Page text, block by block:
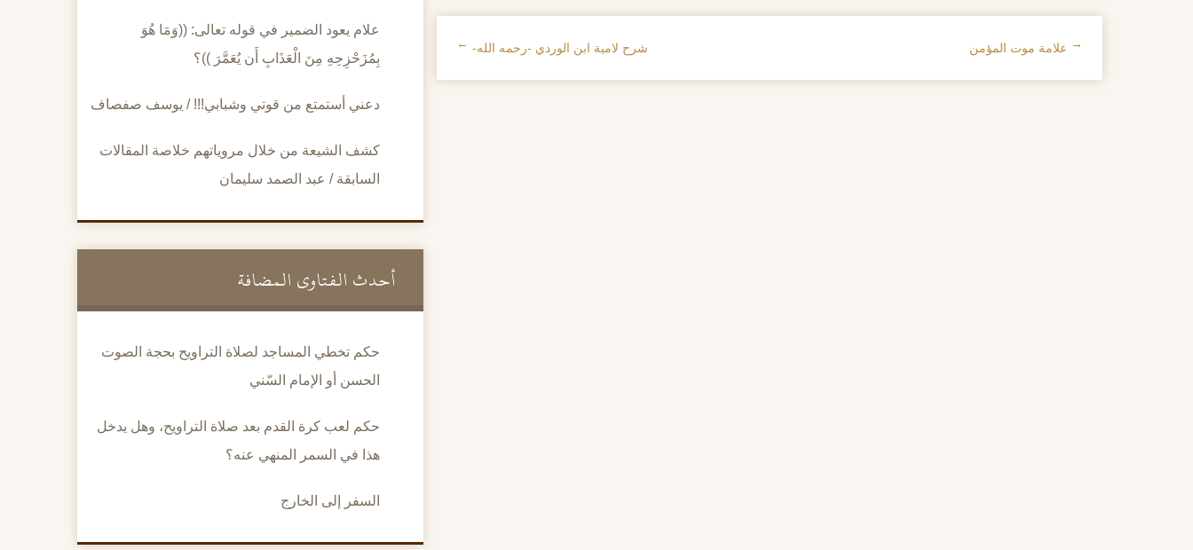
تصفح الإدراجات
← علامة موت المؤمن شرح لامية ابن الوردي -رحمه الله- →
علام يعود الضمير في قوله تعالى: ((وَمَا هُوَ
بِمُزَحْزِحِهِ مِنَ الْعَذَابِ أَن يُعَمَّرَ ))؟
دعني أستمتع من قوتي وشبابي!!! / يوسف صفصاف
كشف الشيعة من خلال مروياتهم خلاصة المقالات
السابقة / عبد الصمد سليمان
أحدث الفتاوى المضافة
حكم تخطي المساجد لصلاة التراويح بحجة الصوت
الحسن أو الإمام السّني
حكم لعب كرة القدم بعد صلاة التراويح، وهل يدخل
هذا في السمر المنهي عنه؟
السفر إلى الخارج